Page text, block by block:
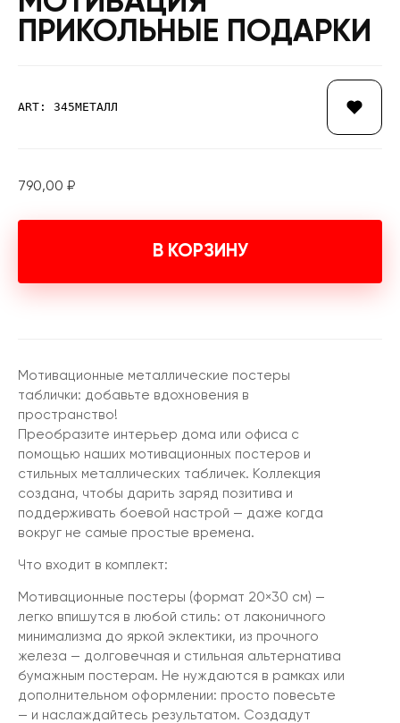
ПРИКОЛЬНЫЕ ПОДАРКИ
ART: 345МЕТАЛЛ
790,00 ₽
В КОРЗИНУ
Мотивационные металлические постеры
таблички: добавьте вдохновения в
пространство!
Преобразите интерьер дома или офиса с
помощью наших мотивационных постеров и
стильных металлических табличек. Коллекция
создана, чтобы дарить заряд позитива и
поддерживать боевой настрой — даже когда
вокруг не самые простые времена.
Что входит в комплект:
Мотивационные постеры (формат 20×30 см) —
легко впишутся в любой стиль: от лаконичного
минимализма до яркой эклектики, из прочного
железа — долговечная и стильная альтернатива
бумажным постерам. Не нуждаются в рамках или
дополнительном оформлении: просто повесьте
— и наслаждайтесь результатом. Создадут